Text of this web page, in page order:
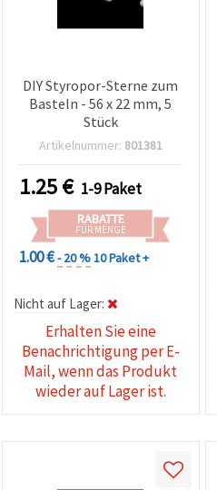
DIY Styropor-Sterne zum
Basteln - 56 x 22 mm, 5
Stück
Artikelnummer: 801381
1.25€ 1-9 Paket
RABATTE
FÜR MENGE
1.00 €- 20 %10 Paket +
Nicht auf Lager:
Erhalten Sie eine
Benachrichtigung per E-
Mail, wenn das Produkt
wieder auf Lager ist.